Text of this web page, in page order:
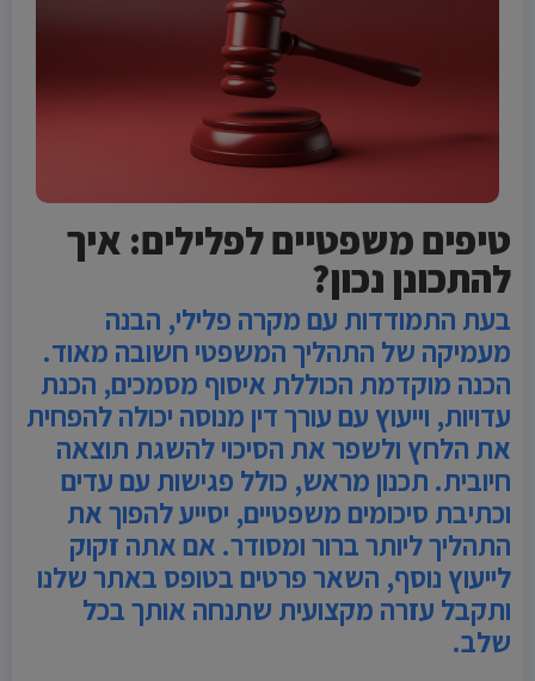
טיפים משפטיים לפלילים: איך
להתכונן נכון?
בעת התמודדות עם מקרה פלילי, הבנה
מעמיקה של התהליך המשפטי חשובה מאוד.
הכנה מוקדמת הכוללת איסוף מסמכים, הכנת
עדויות, וייעוץ עם עורך דין מנוסה יכולה להפחית
את הלחץ ולשפר את הסיכוי להשגת תוצאה
חיובית. תכנון מראש, כולל פגישות עם עדים
וכתיבת סיכומים משפטיים, יסייע להפוך את
התהליך ליותר ברור ומסודר. אם אתה זקוק
לייעוץ נוסף, השאר פרטים בטופס באתר שלנו
ותקבל עזרה מקצועית שתנחה אותך בכל
שלב.